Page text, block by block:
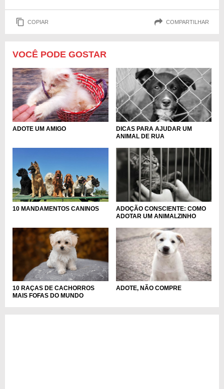
COPIAR COMPARTILHAR
VOCÊ PODE GOSTAR
ADOTE UM AMIGO
DICAS PARA AJUDAR UM
ANIMAL DE RUA
10 MANDAMENTOS CANINOS
ADOÇÃO CONSCIENTE: COMO
ADOTAR UM ANIMALZINHO
10 RAÇAS DE CACHORROS
MAIS FOFAS DO MUNDO
ADOTE, NÃO COMPRE